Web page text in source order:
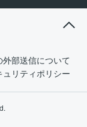
部送信について
リティポリシー